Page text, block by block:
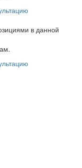
в данной